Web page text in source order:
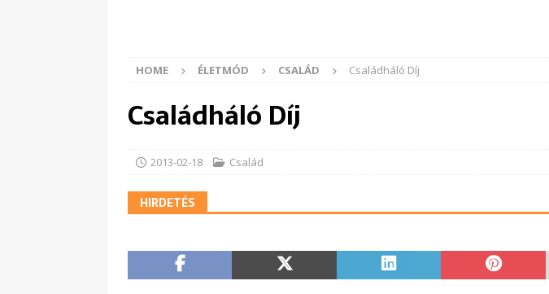
HOME ÉLETMÓD CSALÁD Családháló Díj
Családháló Díj
2013-02-18 Család
HIRDETÉS